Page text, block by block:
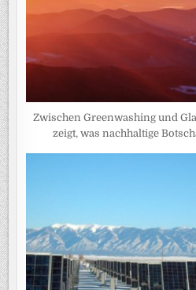
Zwischen Greenwashing und
zeigt, was nachhaltige